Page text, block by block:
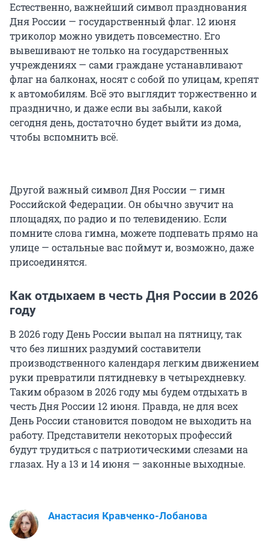
Естественно, важнейший символ празднования
Дня России — государственный флаг. 12 июня
триколор можно увидеть повсеместно. Его
вывешивают не только на государственных
учреждениях — сами граждане устанавливают
флаг на балконах, носят с собой по улицам, крепят
к автомобилям. Всё это выглядит торжественно и
празднично, и даже если вы забыли, какой
сегодня день, достаточно будет выйти из дома,
чтобы вспомнить всё.
Другой важный символ Дня России — гимн
Российской Федерации. Он обычно звучит на
площадях, по радио и по телевидению. Если
помните слова гимна, можете подпевать прямо на
улице — остальные вас поймут и, возможно, даже
присоединятся.
Как отдыхаем в честь Дня России в 2026
году
В 2026 году День России выпал на пятницу, так
что без лишних раздумий составители
производственного календаря легким движением
руки превратили пятидневку в четырехдневку.
Таким образом в 2026 году мы будем отдыхать в
честь Дня России 12 июня. Правда, не для всех
День России становится поводом не выходить на
работу. Представители некоторых профессий
будут трудиться с патриотическими слезами на
глазах. Ну а 13 и 14 июня — законные выходные.
Анастасия Кравченко-Лобанова